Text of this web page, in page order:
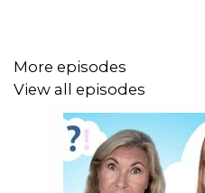
More episodes
View all episodes